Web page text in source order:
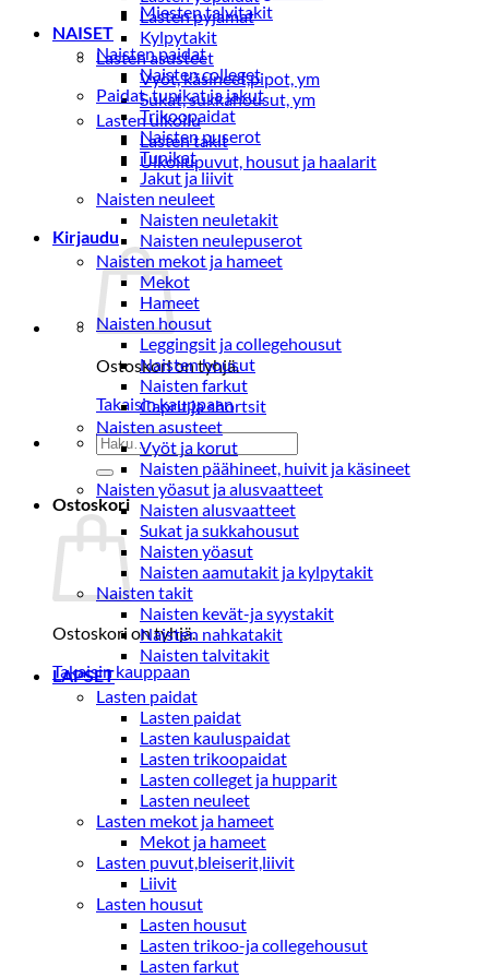
Lasten pyjamat
Kylpytakit
Lasten asusteet
Vyöt, käsineet,pipot, ym
Sukat, sukkahousut, ym
Lasten ulkoilu
Lasten takit
Ulkoilupuvut, housut ja haalarit
Kirjaudu
Ostoskori on tyhjä.
Takaisin kauppaan
Etsi:
Ostoskori
Ostoskori on tyhjä.
Takaisin kauppaan
Miesten talvitakit
NAISET
Naisten paidat
Naisten colleget
Paidat, tunikat ja jakut
Trikoopaidat
Naisten puserot
Tunikat
Jakut ja liivit
Naisten neuleet
Naisten neuletakit
Naisten neulepuserot
Naisten mekot ja hameet
Mekot
Hameet
Naisten housut
Leggingsit ja collegehousut
Naisten housut
Naisten farkut
Caprit ja shortsit
Naisten asusteet
Vyöt ja korut
Naisten päähineet, huivit ja käsineet
Naisten yöasut ja alusvaatteet
Naisten alusvaatteet
Sukat ja sukkahousut
Naisten yöasut
Naisten aamutakit ja kylpytakit
Naisten takit
Naisten kevät-ja syystakit
Naisten nahkatakit
Naisten talvitakit
LAPSET
Lasten paidat
Lasten paidat
Lasten kauluspaidat
Lasten trikoopaidat
Lasten colleget ja hupparit
Lasten neuleet
Lasten mekot ja hameet
Mekot ja hameet
Lasten puvut,bleiserit,liivit
Liivit
Lasten housut
Lasten housut
Lasten trikoo-ja collegehousut
Lasten farkut